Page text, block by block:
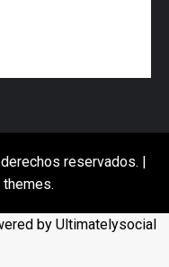
reservados.
themes.
by Ultimatelysocial